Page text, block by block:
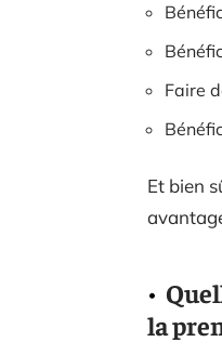
Faire
Et bien
la